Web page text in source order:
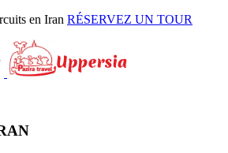
en Iran RÉSERVEZ UN TOUR